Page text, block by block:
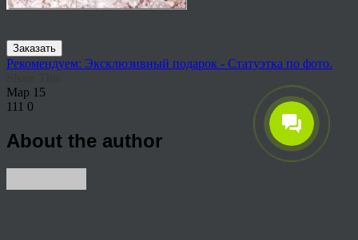
Заказать
Рекомендуем: Эксклюзивный подарок - Статуэтка по фото.
Мар 15
111 0
About the author